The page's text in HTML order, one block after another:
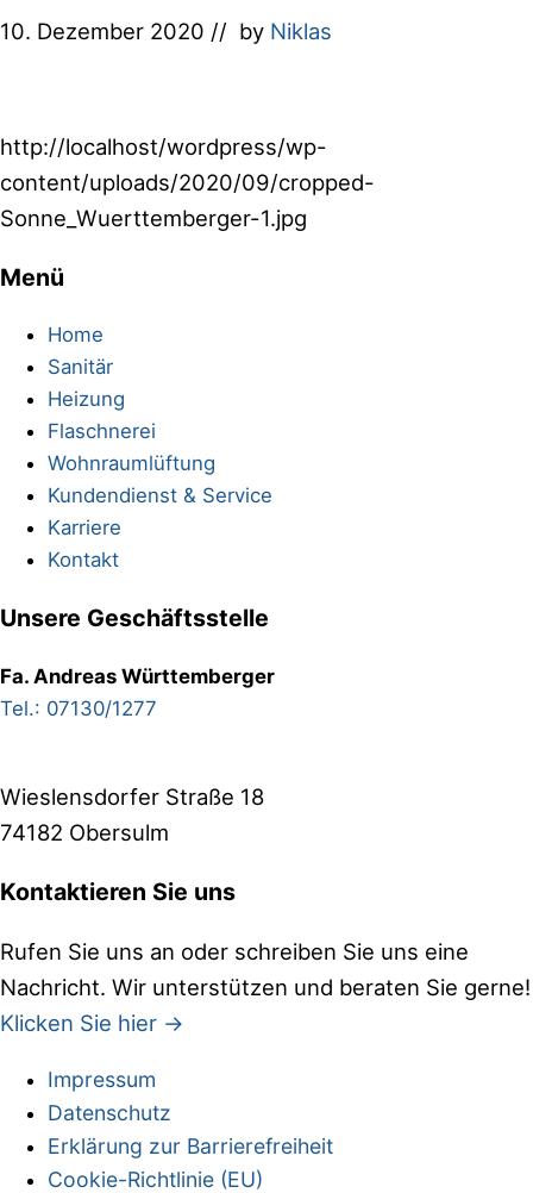
10. Dezember 2020 // by Niklas
http://localhost/wordpress/wp-
content/uploads/2020/09/cropped-
Sonne_Wuerttemberger-1.jpg
Footer
Menü
Home
Sanitär
Heizung
Flaschnerei
Wohnraumlüftung
Kundendienst & Service
Karriere
Kontakt
Unsere Geschäftsstelle
Fa. Andreas Württemberger
Tel.: 07130/1277
Wieslensdorfer Straße 18
74182 Obersulm
Kontaktieren Sie uns
Rufen Sie uns an oder schreiben Sie uns eine
Nachricht. Wir unterstützen und beraten Sie gerne!
Klicken Sie hier →
Site
Footer
Impressum
Datenschutz
Erklärung zur Barrierefreiheit
Cookie-Richtlinie (EU)